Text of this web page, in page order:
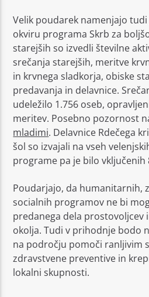
Velik poudarek namenjajo
okviru programa Skrb za
starejših so izvedli številne
srečanja starejših, meritve
in krvnega sladkorja, obiske
predavanja in delavnice.
udeležilo 1.756 oseb,
meritev. Posebno pozornost
mladimi. Delavnice Rdečega
šol so izvajali na vseh
programe pa je bilo vključenih
Poudarjajo, da humanitarnih,
socialnih programov ne bi
predanega dela prostovoljcev
okolja. Tudi v prihodnje bodo
na področju pomoči ranljivim
zdravstvene preventive in
lokalni skupnosti.